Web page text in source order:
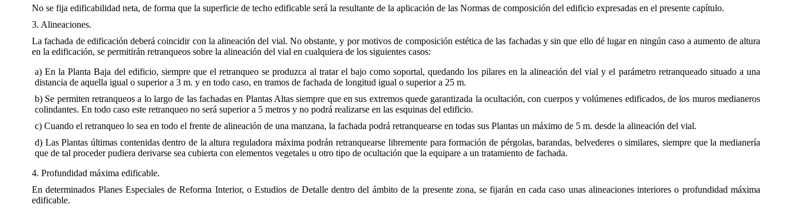
No se fija edificabilidad neta, de forma que la superficie de techo edificable será la resultante de la aplicación de las Normas de composición del edificio expresadas en el presente capítulo.
3. Alineaciones.
La fachada de edificación deberá coincidir con la alineación del vial. No obstante, y por motivos de composición estética de las fachadas y sin que ello dé lugar en ningún caso a aumento de altura
en la edificación, se permitirán retranqueos sobre la alineación del vial en cualquiera de los siguientes casos:
a) En la Planta Baja del edificio, siempre que el retranqueo se produzca al tratar el bajo como soportal, quedando los pilares en la alineación del vial y el parámetro retranqueado situado a una
distancia de aquella igual o superior a 3 m. y en todo caso, en tramos de fachada de longitud igual o superior a 25 m.
b) Se permiten retranqueos a lo largo de las fachadas en Plantas Altas siempre que en sus extremos quede garantizada la ocultación, con cuerpos y volúmenes edificados, de los muros medianeros
colindantes. En todo caso este retranqueo no será superior a 5 metros y no podrá realizarse en las esquinas del edificio.
c) Cuando el retranqueo lo sea en todo el frente de alineación de una manzana, la fachada podrá retranquearse en todas sus Plantas un máximo de 5 m. desde la alineación del vial.
d) Las Plantas últimas contenidas dentro de la altura reguladora máxima podrán retranquearse libremente para formación de pérgolas, barandas, belvederes o similares, siempre que la medianería
que de tal proceder pudiera derivarse sea cubierta con elementos vegetales u otro tipo de ocultación que la equipare a un tratamiento de fachada.
4. Profundidad máxima edificable.
En determinados Planes Especiales de Reforma Interior, o Estudios de Detalle dentro del ámbito de la presente zona, se fijarán en cada caso unas alineaciones interiores o profundidad máxima
edificable.